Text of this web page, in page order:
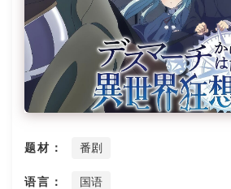
题材： 番剧
语言： 国语